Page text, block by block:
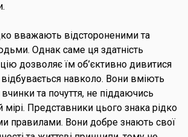
вважають відстороненими та
Однак саме ця здатність
дозволяє їм об’єктивно дивитися
навколо. Вони вміють
вчинки та почуття, не піддаючись
мірі. Представники цього знака рідко
правилами. Вони добре знають свої